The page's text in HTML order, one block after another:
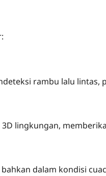
rambu lalu lintas,
lingkungan,
dalam kondisi